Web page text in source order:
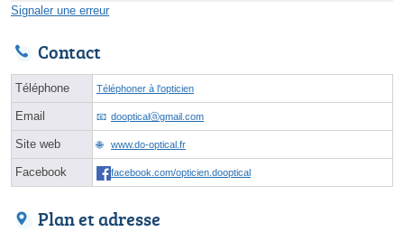
Signaler une erreur
Contact
Téléphone Téléphoner à l'opticien
Email doopticalⓐgmail.com
Site web www.do-optical.fr
Facebook facebook.com/opticien.dooptical
Plan et adresse